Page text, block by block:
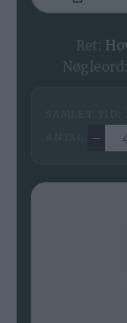
Ret:
Nøgleord:
Ændre antal
–